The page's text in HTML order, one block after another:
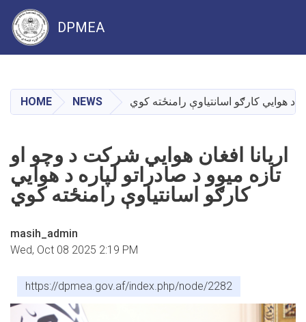
main
content
DPMEA
HOME NEWS د هوايي کارګو اسانتیاوې رامنځته کوي
اریانا افغان هوايي شرکت د وچو او
تازه میوو د صادراتو لپاره د هوايي
کارګو اسانتیاوې رامنځته کوي
masih_admin
Wed, Oct 08 2025 2:19 PM
https://dpmea.gov.af/index.php/node/2282